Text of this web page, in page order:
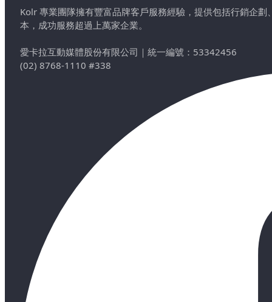
Kolr 專業團隊擁有豐富品牌客戶服務經驗，提供包括行銷企
本，成功服務超過上萬家企業。
愛卡拉互動媒體股份有限公司 ｜ 統一編號：53342456
(02) 8768-1110 #338